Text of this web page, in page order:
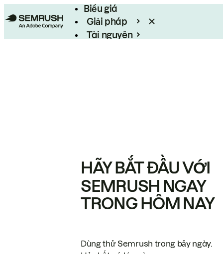
Biểu giá
Giải pháp
Tài nguyên
HÃY BẮT ĐẦU VỚI
SEMRUSH NGAY
TRONG HÔM NAY
Dùng thử Semrush trong bảy ngày.